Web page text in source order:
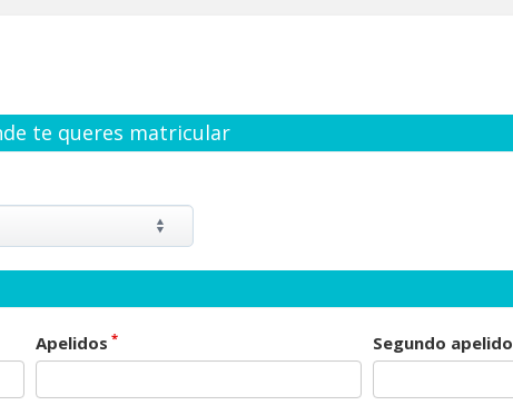
te queres matricular
Apelidos * Segundo apelido